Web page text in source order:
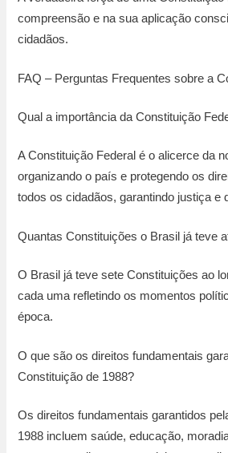
compreensão e na sua aplicação
cidadãos.
FAQ – Perguntas Frequentes sobre a
Qual a importância da Constituição
A Constituição Federal é o alicerce da
organizando o país e protegendo os
todos os cidadãos, garantindo justiça e
Quantas Constituições o Brasil já teve
O Brasil já teve sete Constituições ao
cada uma refletindo os momentos
época.
O que são os direitos fundamentais
Constituição de 1988?
Os direitos fundamentais garantidos
1988 incluem saúde, educação,